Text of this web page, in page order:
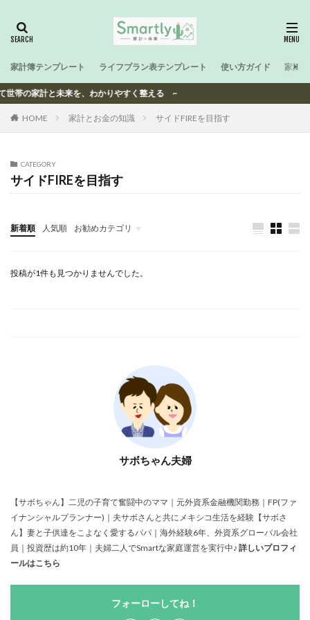
家計簿テンプレート ライフプラン表テンプレート 使い方ガイド 家計
帯の家計と未来を、わかりやすく整える ~
HOME 家計とお金の知識 サイドFIREを目指す
CATEGORY
サイドFIREを目指す
新着順 人気順 お勧めカテゴリ
-
投稿が1件も見つかりませんでした。
サボちゃん夫婦
【サボちゃん】二児の子育て奮闘中のママ｜元外資系金融機関勤務｜FP(ファ
イナンシャルプランナー)｜夫サボさんと共にメキシコ生活を経験【サボさ
ん】妻と子供達をこよなく愛するパパ｜海外経験6年、外資系グローバル会社
員｜投資歴は約10年｜夫婦二人でSmartな家庭運営を実行中♪ 詳しいプロフィ
ールはこちら
フォーローしてね！